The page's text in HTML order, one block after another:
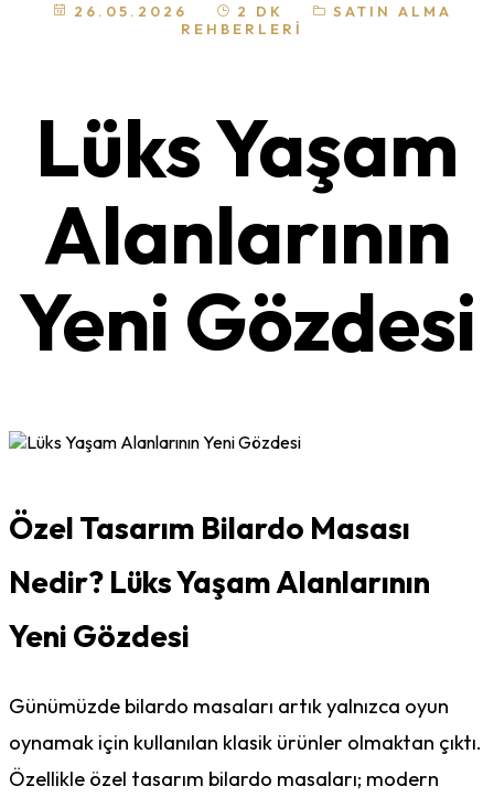
26.05.2026 2 DK
SATIN ALMA
REHBERLERI
Lüks Yaşam
Alanlarının
Yeni Gözdesi
Özel Tasarım Bilardo Masası
Nedir? Lüks Yaşam Alanlarının
Yeni Gözdesi
Günümüzde bilardo masaları artık yalnızca oyun
oynamak için kullanılan klasik ürünler olmaktan çıktı.
Özellikle özel tasarım bilardo masaları; modern